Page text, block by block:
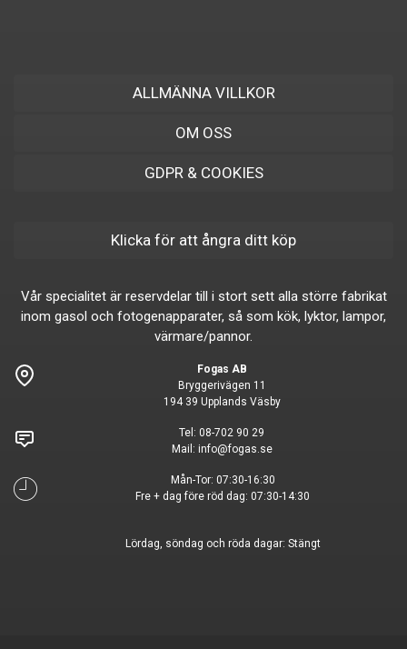
ALLMÄNNA VILLKOR
OM OSS
GDPR & COOKIES
Klicka för att ångra ditt köp
Vår specialitet är reservdelar till i stort sett alla större fabrikat
inom gasol och fotogenapparater, så som kök, lyktor, lampor,
värmare/pannor.
Fogas AB
Bryggerivägen 11
194 39 Upplands Väsby
Tel: 08-702 90 29
Mail: info@fogas.se
Mån-Tor: 07:30-16:30
Fre + dag före röd dag: 07:30-14:30
Lördag, söndag och röda dagar: Stängt